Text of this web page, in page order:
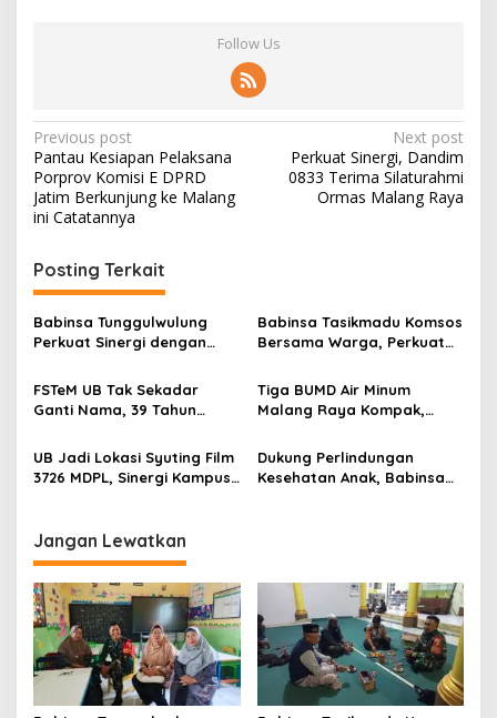
Follow Us
P
o
s
n
a
v
g
a
t
i
n
Previous post
Pantau Kesiapan Pelaksana
Porprov Komisi E DPRD
Jatim Berkunjung ke Malang
ini Catatannya
Next post
Perkuat Sinergi, Dandim
0833 Terima Silaturahmi
Ormas Malang Raya
Posting Terkait
Babinsa Tunggulwulung
Perkuat Sinergi dengan
Aman dan Kondusif
Babinsa Tasikmadu Komsos
Bersama Warga, Perkuat
Kondusivitas Wilayah
FSTeM UB Tak Sekadar
Ganti Nama, 39 Tahun
Trendsetter Sains dan
Teknologi
Tiga BUMD Air Minum
Malang Raya Kompak,
Tapi Juga Prestasi
UB Jadi Lokasi Syuting Film
3726 MDPL, Sinergi Kampus
Nyata bagi Mahasiswa
Dukung Perlindungan
Kesehatan Anak, Babinsa
Jangan Lewatkan